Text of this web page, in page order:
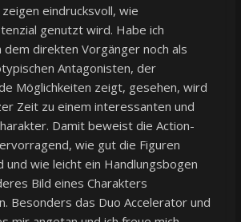
eindrucksvoll, wie
genutzt wird. Habe ich
dem direkten Vorgänger noch als
Antagonisten, der
Möglichkeiten zeigt, gesehen, wird
Zeit zu einem interessanten und
Damit beweist die Action-
wie gut die Figuren
und wie leicht ein Handlungsbogen
Bild eines Charakters
Besonders das Duo Accelerator und